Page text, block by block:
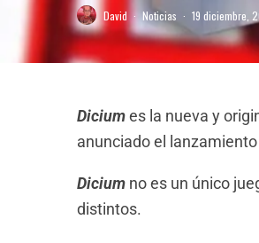
David · Noticias · 19 diciembre,
Diciumes la nueva y
anunciado el
Dicium no es un único
distintos.